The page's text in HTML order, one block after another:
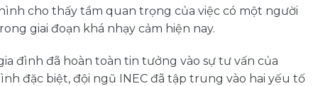
cho thấy tầm quan trọng của việc có một người
giai đoạn khá nhạy cảm hiện nay.
đình đã hoàn toàn tin tưởng vào sự tư vấn của
đặc biệt, đội ngũ INEC đã tập trung vào hai yếu tố